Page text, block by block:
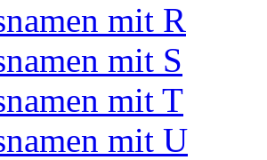
mit R
mit S
mit T
mit U